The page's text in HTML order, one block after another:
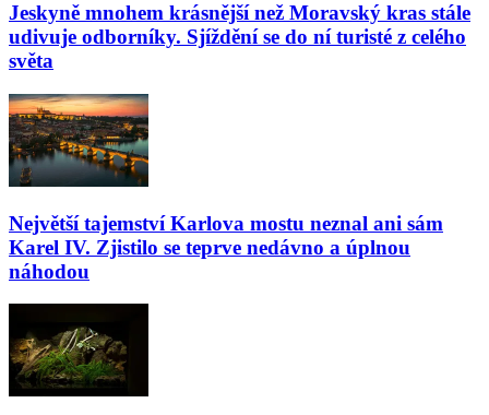
Jeskyně mnohem krásnější než Moravský kras stále
udivuje odborníky. Sjíždění se do ní turisté z celého
světa
Největší tajemství Karlova mostu neznal ani sám
Karel IV. Zjistilo se teprve nedávno a úplnou
náhodou